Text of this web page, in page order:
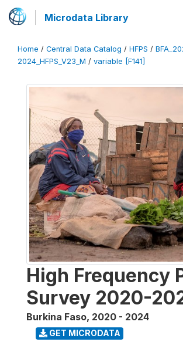
Microdata Library
Home / Central Data Catalog / HFPS /
2024_HFPS_V23_M / variable [F141]
High Frequency
Survey 2020-
Burkina Faso, 2020 - 2024
GET MICRODATA